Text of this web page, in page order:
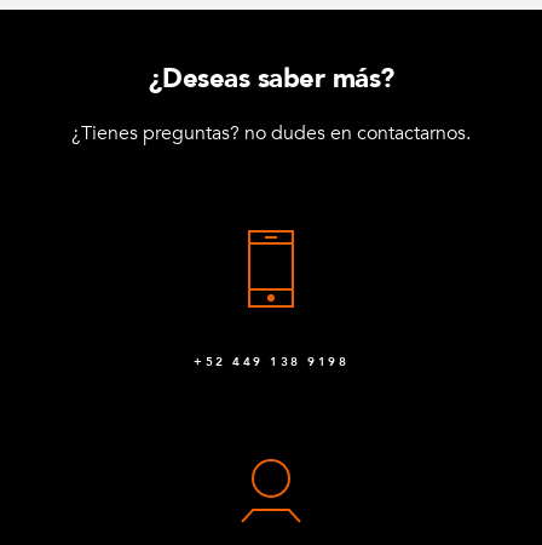
¿Deseas saber más?
¿Tienes preguntas? no dudes en contactarnos.
+52 449 138 9198